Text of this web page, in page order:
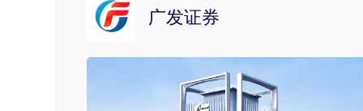
广发证券